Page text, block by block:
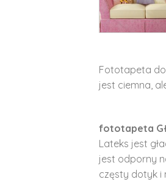
Fototapeta do
jest ciemna,
fototapeta
Lateks jest
jest odporny
częsty dotyk i